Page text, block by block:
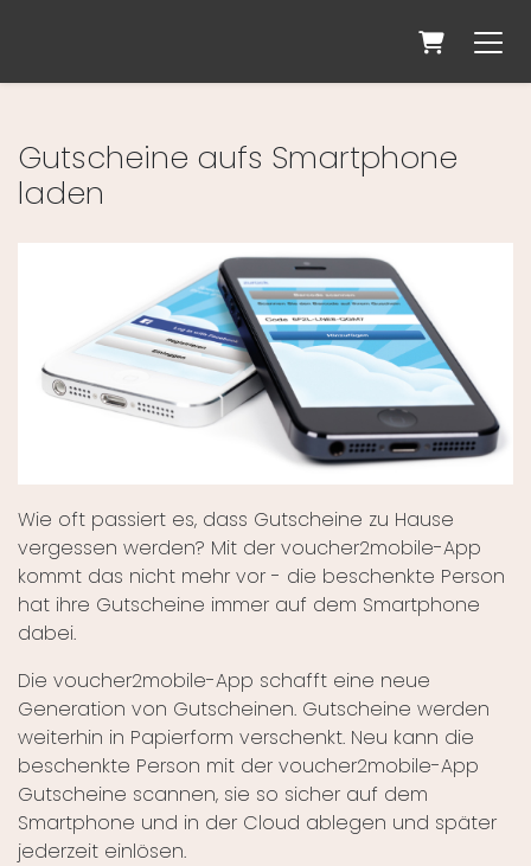
Gutscheine aufs Smartphone
laden
Wie oft passiert es, dass Gutscheine zu Hause
vergessen werden? Mit der voucher2mobile-App
kommt das nicht mehr vor - die beschenkte Person
hat ihre Gutscheine immer auf dem Smartphone
dabei.
Die voucher2mobile-App schafft eine neue
Generation von Gutscheinen. Gutscheine werden
weiterhin in Papierform verschenkt. Neu kann die
beschenkte Person mit der voucher2mobile-App
Gutscheine scannen, sie so sicher auf dem
Smartphone und in der Cloud ablegen und später
jederzeit einlösen.